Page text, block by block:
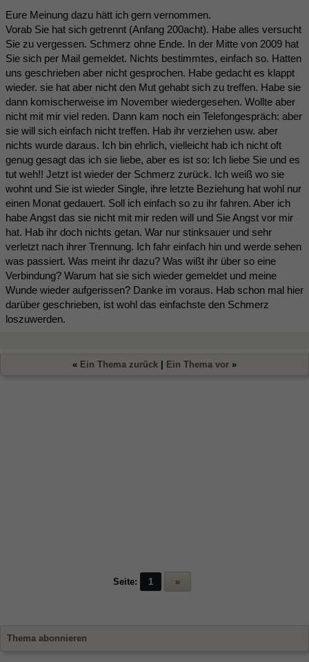
Eure Meinung dazu hätt ich gern vernommen.
Vorab Sie hat sich getrennt (Anfang 200acht). Habe alles versucht
Sie zu vergessen. Schmerz ohne Ende. In der Mitte von 2009 hat
Sie sich per Mail gemeldet. Nichts bestimmtes, einfach so. Hatten
uns geschrieben aber nicht gesprochen. Habe gedacht es klappt
wieder. sie hat aber nicht den Mut gehabt sich zu treffen. Habe sie
dann komischerweise im November wiedergesehen. Wollte aber
nicht mit mir viel reden. Dann kam noch ein Telefongespräch: aber
sie will sich einfach nicht treffen. Hab ihr verziehen usw. aber
nichts wurde daraus. Ich bin ehrlich, vielleicht hab ich nicht oft
genug gesagt das ich sie liebe, aber es ist so: Ich liebe Sie und es
tut weh!! Jetzt ist wieder der Schmerz zurück. Ich weiß wo sie
wohnt und Sie ist wieder Single, ihre letzte Beziehung hat wohl nur
einen Monat gedauert. Soll ich einfach so zu ihr fahren. Aber ich
habe Angst das sie nicht mit mir reden will und Sie Angst vor mir
hat. Hab ihr doch nichts getan. War nur stinksauer und sehr
verletzt nach ihrer Trennung. Ich fahr einfach hin und werde sehen
was passiert. Was meint ihr dazu? Was wißt ihr über so eine
Verbindung? Warum hat sie sich wieder gemeldet und meine
Wunde wieder aufgerissen? Danke im voraus. Hab schon mal hier
darüber geschrieben, ist wohl das einfachste den Schmerz
loszuwerden.
« Ein Thema zurück Ein Thema vor »
Seite: 1 »
Thema abonnieren